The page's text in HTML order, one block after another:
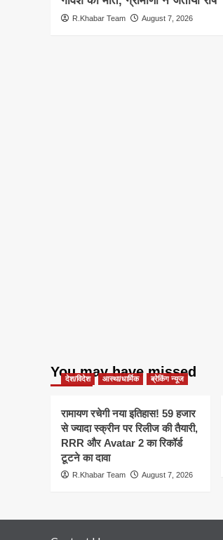
R.Khabar Team August 7, 2026
You may have missed
देश/विदेश आस्था/धार्मिक ब्रेकिंग न्यूज
रामायण रचेगी नया इतिहास! 59 हजार
से ज्यादा स्क्रीन पर रिलीज की तैयारी,
RRR और Avatar 2 का रिकॉर्ड
टूटने का दावा
R.Khabar Team August 7, 2026